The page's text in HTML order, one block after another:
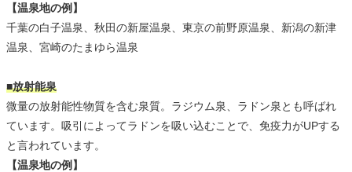
【温泉地の例】
千葉の白子温泉、秋田の新屋温泉、東京の前野原温泉、新潟の新津
温泉、宮崎のたまゆら温泉
■放射能泉
微量の放射能性物質を含む泉質。ラジウム泉、ラドン泉とも呼ばれ
ています。吸引によってラドンを吸い込むことで、免疫力がUPする
と言われています。
【温泉地の例】